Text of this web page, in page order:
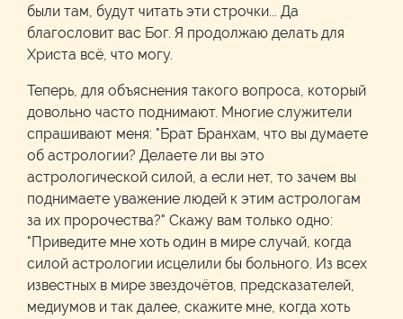
были там, будут читать эти строчки... Да
благословит вас Бог. Я продолжаю делать для
Христа всё, что могу.
Теперь, для объяснения такого вопроса, который
довольно часто поднимают. Многие служители
спрашивают меня: "Брат Бранхам, что вы думаете
об астрологии? Делаете ли вы это
астрологической силой, а если нет, то зачем вы
поднимаете уважение людей к этим астрологам
за их пророчества?" Скажу вам только одно:
"Приведите мне хоть один в мире случай, когда
силой астрологии исцелили бы больного. Из всех
известных в мире звездочётов, предсказателей,
медиумов и так далее, скажите мне, когда хоть